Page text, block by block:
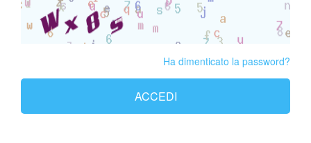
Ha dimenticato la password?
ACCEDI